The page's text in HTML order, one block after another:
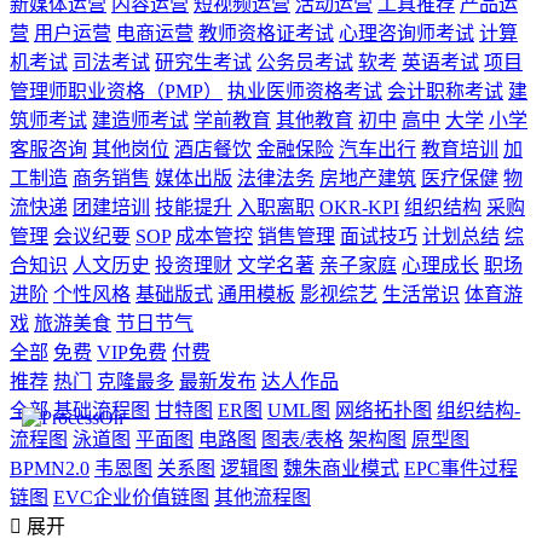
新媒体运营 内容运营 短视频运营 活动运营 工具推荐 产品运
营 用户运营 电商运营 教师资格证考试 心理咨询师考试 计算
机考试 司法考试 研究生考试 公务员考试 软考 英语考试 项目
管理师职业资格（PMP）
执业医师资格考试 会计职称考试 建
筑师考试 建造师考试 学前教育 其他教育 初中 高中 大学 小学
客服咨询 其他岗位 酒店餐饮 金融保险 汽车出行 教育培训
加
工制造 商务销售 媒体出版 法律法务 房地产建筑 医疗保健 物
流快递 团建培训 技能提升 入职离职 OKR-KPI 组织结构 采购
管理 会议纪要 SOP 成本管控 销售管理 面试技巧 计划总结 综
合知识 人文历史 投资理财 文学名著 亲子家庭 心理成长 职场
进阶 个性风格 基础版式 通用模板 影视综艺 生活常识 体育游
戏 旅游美食 节日节气
全部 免费 VIP免费 付费
推荐 热门 克隆最多 最新发布 达人作品
全部 基础流程图 甘特图 ER图 UML图 网络拓扑图 组织结构-
流程图 泳道图 平面图 电路图 图表/表格 架构图 原型图
BPMN2.0 韦恩图 关系图 逻辑图 魏朱商业模式 EPC事件过程
链图 EVC企业价值链图 其他流程图
 展开